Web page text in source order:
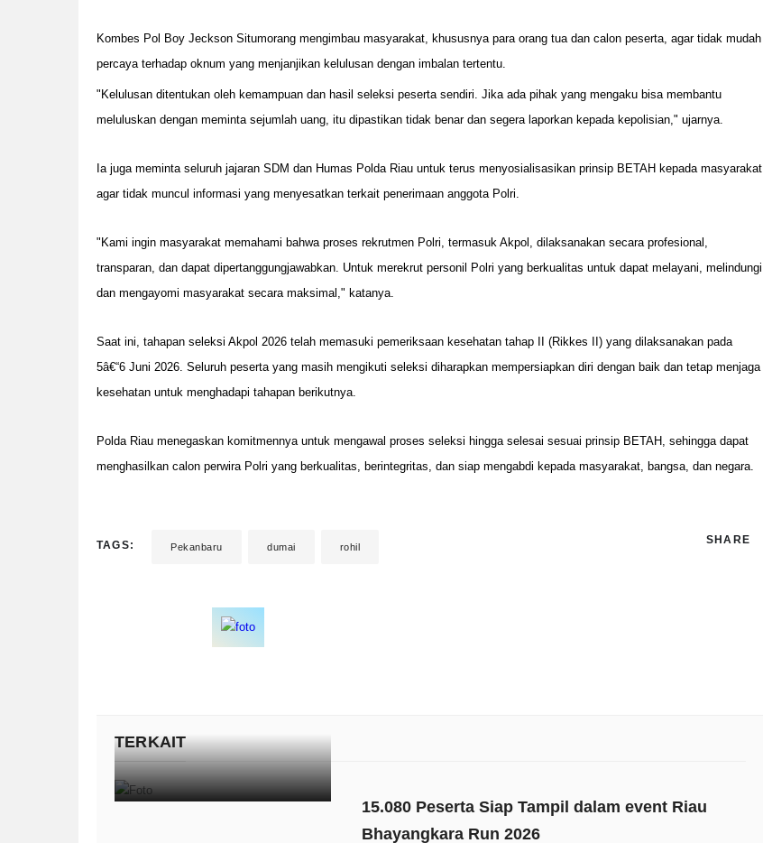
Kombes Pol Boy Jeckson Situmorang mengimbau masyarakat, khususnya para orang tua dan calon peserta, agar tidak mudah
percaya terhadap oknum yang menjanjikan kelulusan dengan imbalan tertentu.
"Kelulusan ditentukan oleh kemampuan dan hasil seleksi peserta sendiri. Jika ada pihak yang mengaku bisa membantu
meluluskan dengan meminta sejumlah uang, itu dipastikan tidak benar dan segera laporkan kepada kepolisian," ujarnya.
Ia juga meminta seluruh jajaran SDM dan Humas Polda Riau untuk terus menyosialisasikan prinsip BETAH kepada masyarakat
agar tidak muncul informasi yang menyesatkan terkait penerimaan anggota Polri.
"Kami ingin masyarakat memahami bahwa proses rekrutmen Polri, termasuk Akpol, dilaksanakan secara profesional,
transparan, dan dapat dipertanggungjawabkan. Untuk merekrut personil Polri yang berkualitas untuk dapat melayani, melindungi
dan mengayomi masyarakat secara maksimal," katanya.
Saat ini, tahapan seleksi Akpol 2026 telah memasuki pemeriksaan kesehatan tahap II (Rikkes II) yang dilaksanakan pada
5â€“6 Juni 2026. Seluruh peserta yang masih mengikuti seleksi diharapkan mempersiapkan diri dengan baik dan tetap menjaga
kesehatan untuk menghadapi tahapan berikutnya.
Polda Riau menegaskan komitmennya untuk mengawal proses seleksi hingga selesai sesuai prinsip BETAH, sehingga dapat
menghasilkan calon perwira Polri yang berkualitas, berintegritas, dan siap mengabdi kepada masyarakat, bangsa, dan negara.
TAGS: Pekanbaru dumai rohil
SHARE
TERKAIT
15.080 Peserta Siap Tampil dalam event Riau
Bhayangkara Run 2026